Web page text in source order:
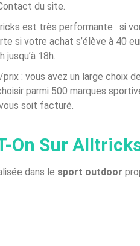
du site.
est très performante : si
si votre achat s’élève à 40
jusqu’à 18h.
: vous avez un large choix
parmi 500 marques
soit facturé.
On Sur
dans le sport outdoor